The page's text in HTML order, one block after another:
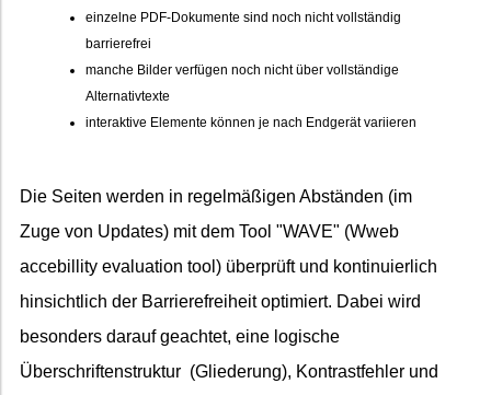
einzelne PDF-Dokumente sind noch nicht vollständig
barrierefrei
manche Bilder verfügen noch nicht über vollständige
Alternativtexte
interaktive Elemente können je nach Endgerät variieren
Die Seiten werden in regelmäßigen Abständen (im
Zuge von Updates) mit dem Tool "WAVE" (Wweb
accebillity evaluation tool) überprüft und kontinuierlich
hinsichtlich der Barrierefreiheit optimiert. Dabei wird
besonders darauf geachtet, eine logische
Überschriftenstruktur (Gliederung), Kontrastfehler und